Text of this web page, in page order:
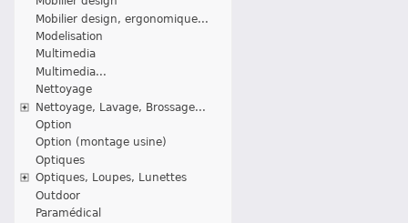
Mobilier design, ergonomique...
Modelisation
Multimedia
Multimedia...
Nettoyage
Nettoyage, Lavage, Brossage...
Option
Option (montage usine)
Optiques
Optiques, Loupes, Lunettes
Outdoor
Paramédical